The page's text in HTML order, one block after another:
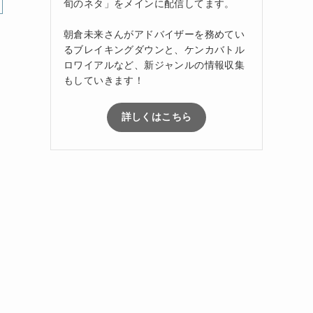
旬のネタ」をメインに配信してます。
朝倉未来さんがアドバイザーを務めてい
るブレイキングダウンと、ケンカバトル
ロワイアルなど、新ジャンルの情報収集
もしていきます！
詳しくはこちら